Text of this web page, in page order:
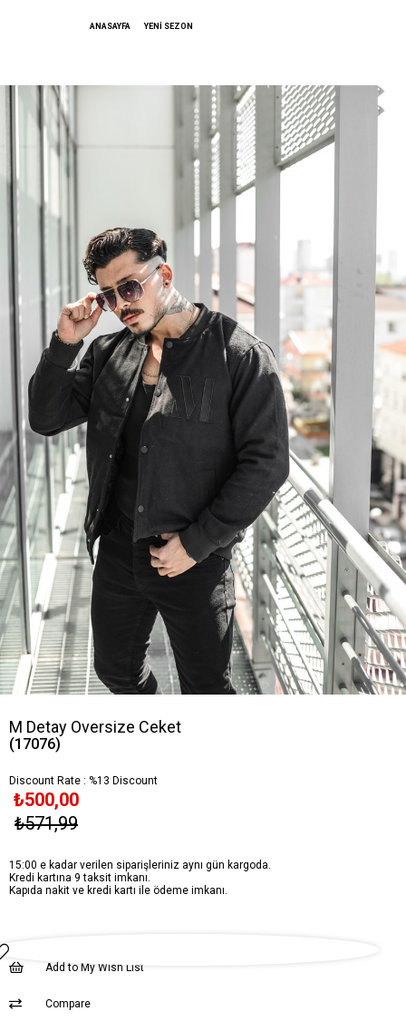
ANASAYFA YENİ SEZON
M Detay Oversize Ceket
(17076)
Discount Rate : %13 Discount
₺571,99
₺500,00
15:00 e kadar verilen siparişleriniz aynı gün kargoda.
Kredi kartına 9 taksit imkanı.
Kapıda nakit ve kredi kartı ile ödeme imkanı.
Add to My Wish List
Compare